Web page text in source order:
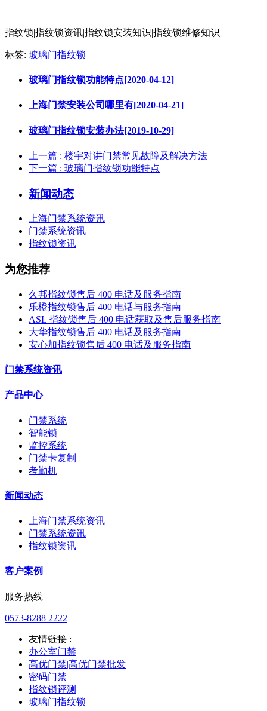
指纹锁|指纹锁资讯|指纹锁安装知识|指纹锁维修知识
标签: 玻璃门指纹锁
玻璃门指纹锁功能特点[2020-04-12]
上海门禁安装公司哪里有[2020-04-21]
玻璃门指纹锁安装办法[2019-10-29]
上一篇 : 楼宇对讲门禁常见故障及解决方法
下一篇 : 玻璃门指纹锁功能特点
新闻动态
上海门禁系统资讯
门禁系统资讯
指纹锁资讯
为您推荐
久邦指纹锁售后 400 电话及服务指南
乐橙指纹锁售后 400 电话与服务指南
ASL 指纹锁售后 400 电话获取及售后服务指南
大华指纹锁售后 400 电话及服务指南
安心加指纹锁售后 400 电话及服务指南
门禁系统资讯
产品中心
门禁系统
智能锁
监控系统
门禁卡复制
考勤机
新闻动态
上海门禁系统资讯
门禁系统资讯
指纹锁资讯
客户案例
服务热线
0573-8288 2222
友情链接 :
办公室门禁
高优门禁|高优门禁批发
密码门禁
指纹锁评测
玻璃门指纹锁